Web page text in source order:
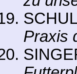
Praxis